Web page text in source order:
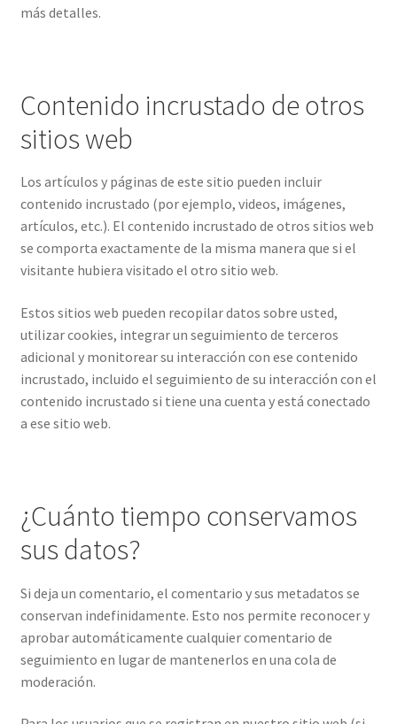
más detalles.
Contenido incrustado de otros
sitios web
Los artículos y páginas de este sitio pueden incluir
contenido incrustado (por ejemplo, videos, imágenes,
artículos, etc.). El contenido incrustado de otros sitios web
se comporta exactamente de la misma manera que si el
visitante hubiera visitado el otro sitio web.
Estos sitios web pueden recopilar datos sobre usted,
utilizar cookies, integrar un seguimiento de terceros
adicional y monitorear su interacción con ese contenido
incrustado, incluido el seguimiento de su interacción con el
contenido incrustado si tiene una cuenta y está conectado
a ese sitio web.
¿Cuánto tiempo conservamos
sus datos?
Si deja un comentario, el comentario y sus metadatos se
conservan indefinidamente. Esto nos permite reconocer y
aprobar automáticamente cualquier comentario de
seguimiento en lugar de mantenerlos en una cola de
moderación.